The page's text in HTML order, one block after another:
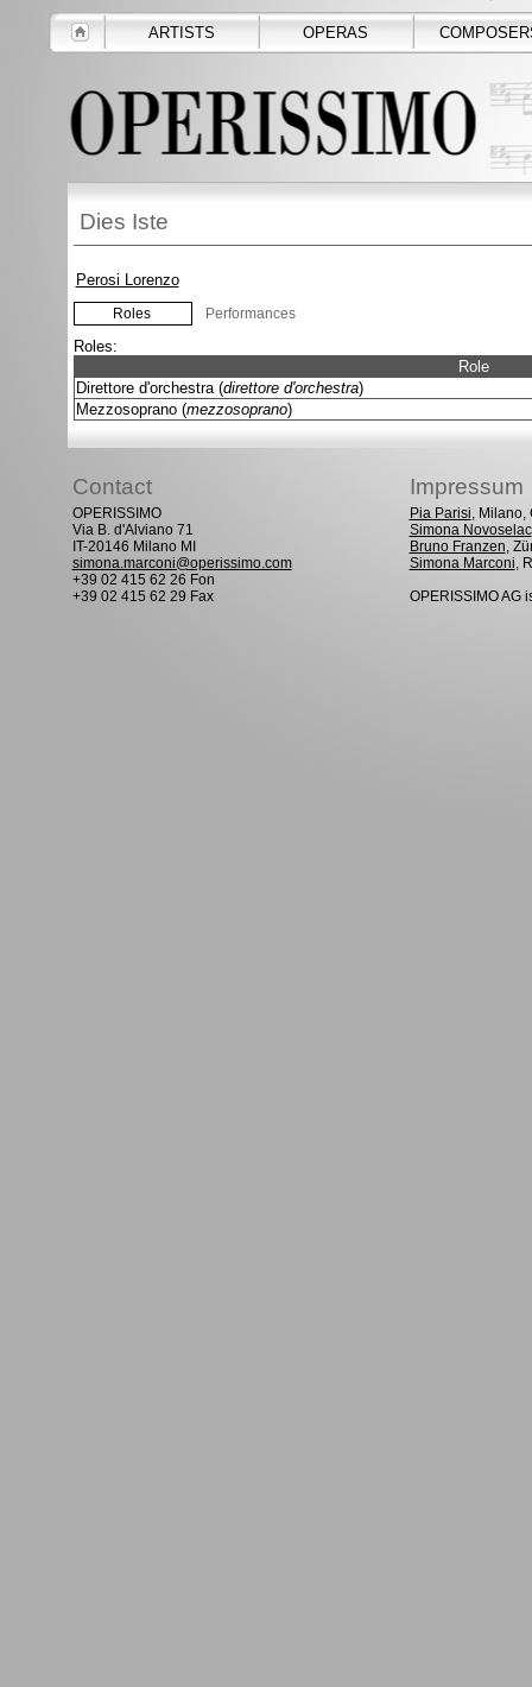
ARTISTS OPERAS
Dies Iste
Perosi Lorenzo
Roles Performances
Roles:
Role
Direttore d'orchestra (direttore d'orchestra)
Mezzosoprano (mezzosoprano)
Contact Impressum
OPERISSIMO
Via B. d'Alviano 71
IT-20146 Milano MI
simona.marconi@operissimo.com
+39 02 415 62 26 Fon
+39 02 415 62 29 Fax
Pia Parisi, Milano,
Simona Novoselac
Bruno Franzen,
Simona Marconi,
OPERISSIMO AG